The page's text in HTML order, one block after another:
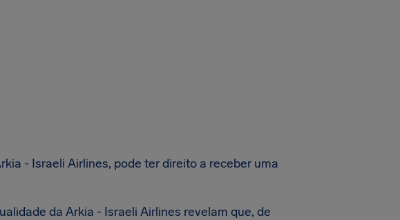
- Israeli Airlines, pode ter direito a receber uma
da Arkia - Israeli Airlines revelam que, de